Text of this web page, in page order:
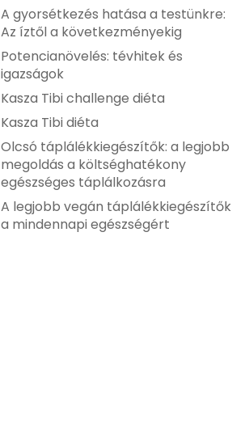
A gyorsétkezés hatása a testünkre:
Az íztől a következményekig
Potencianövelés: tévhitek és
igazságok
Kasza Tibi challenge diéta
Kasza Tibi diéta
Olcsó táplálékkiegészítők: a legjobb
megoldás a költséghatékony
egészséges táplálkozásra
A legjobb vegán táplálékkiegészítők
a mindennapi egészségért